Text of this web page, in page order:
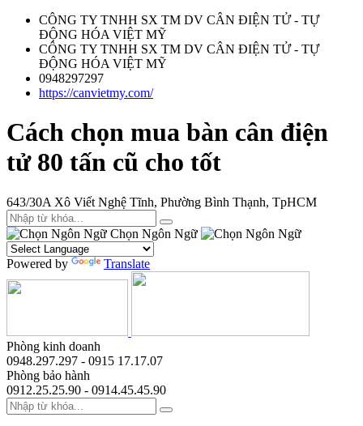
CÔNG TY TNHH SX TM DV CÂN ĐIỆN TỬ - TỰ
ĐỘNG HÓA VIỆT MỸ
CÔNG TY TNHH SX TM DV CÂN ĐIỆN TỬ - TỰ
ĐỘNG HÓA VIỆT MỸ
0948297297
https://canvietmy.com/
Cách chọn mua bàn cân điện
tử 80 tấn cũ cho tốt
643/30A Xô Viết Nghệ Tĩnh, Phường Bình Thạnh, TpHCM
Chọn Ngôn Ngữ
Powered by Translate
Phòng kinh doanh
0948.297.297 - 0915 17.17.07
Phòng bảo hành
0912.25.25.90 - 0914.45.45.90